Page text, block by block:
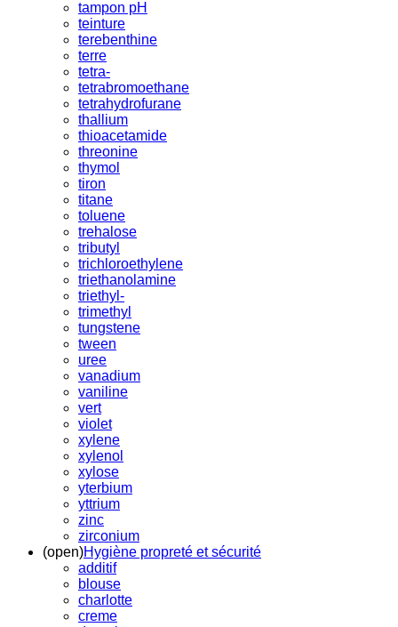
tampon pH
teinture
terebenthine
terre
tetra-
tetrabromoethane
tetrahydrofurane
thallium
thioacetamide
threonine
thymol
tiron
titane
toluene
trehalose
tributyl
trichloroethylene
triethanolamine
triethyl-
trimethyl
tungstene
tween
uree
vanadium
vaniline
vert
violet
xylene
xylenol
xylose
yterbium
yttrium
zinc
zirconium
(open)Hygiène propreté et sécurité
additif
blouse
charlotte
creme